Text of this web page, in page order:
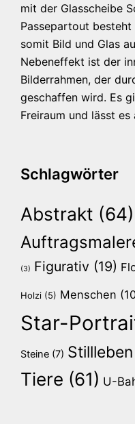
mit der Glasscheibe
Passepartout
somit Bild und Glas
Nebeneffekt ist der
Bilderrahmen, der
geschaffen wird. Es
Freiraum und lässt es
Schlagwörter
Abstrakt (64)
(3) Figurativ (19)
Holzi (5) Menschen
Star-
Steine (7) Stillleben
Tiere (61) U-